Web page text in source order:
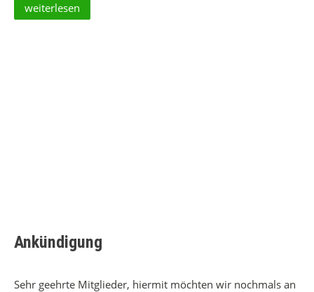
weiterlesen
Ankündigung
Sehr geehrte Mitglieder, hiermit möchten wir nochmals an